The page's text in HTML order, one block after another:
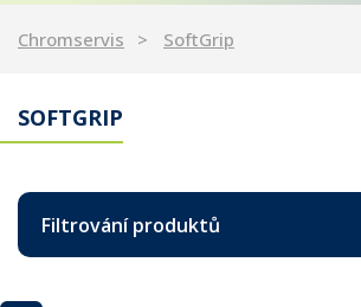
Chromservis SoftGrip
SOFTGRIP
Filtrování produktů